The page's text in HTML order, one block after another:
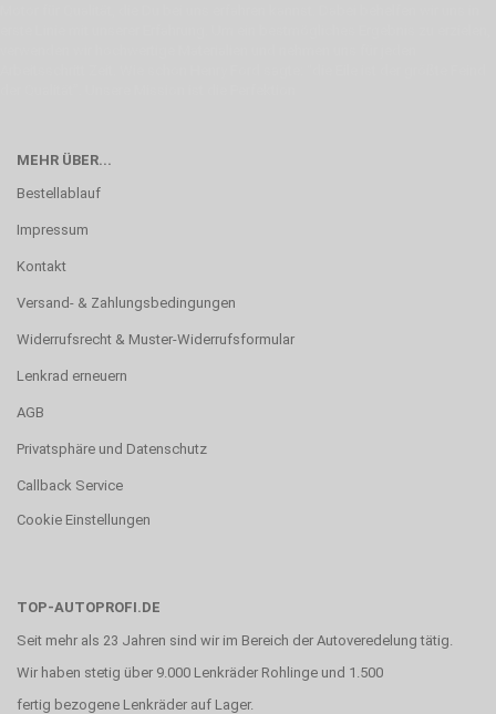
MEHR ÜBER...
Bestellablauf
Impressum
Kontakt
Versand- & Zahlungsbedingungen
Widerrufsrecht & Muster-Widerrufsformular
Lenkrad erneuern
AGB
Privatsphäre und Datenschutz
Callback Service
Cookie Einstellungen
TOP-AUTOPROFI.DE
Seit mehr als 23 Jahren sind wir im Bereich der Autoveredelung tätig.
Wir haben stetig über 9.000 Lenkräder Rohlinge und 1.500
fertig bezogene Lenkräder auf Lager.